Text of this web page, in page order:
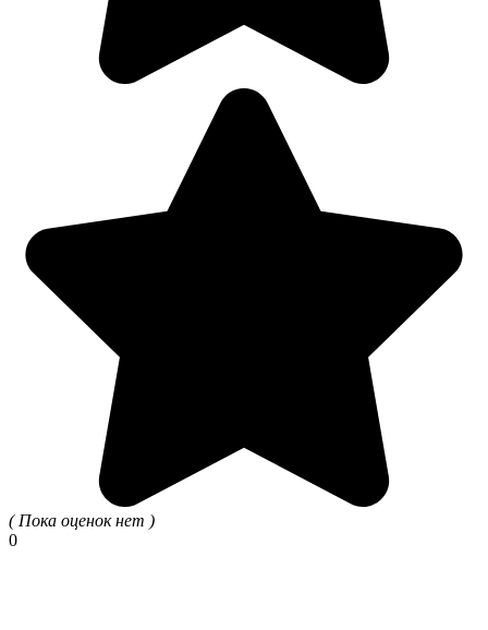
( Пока оценок нет )
0